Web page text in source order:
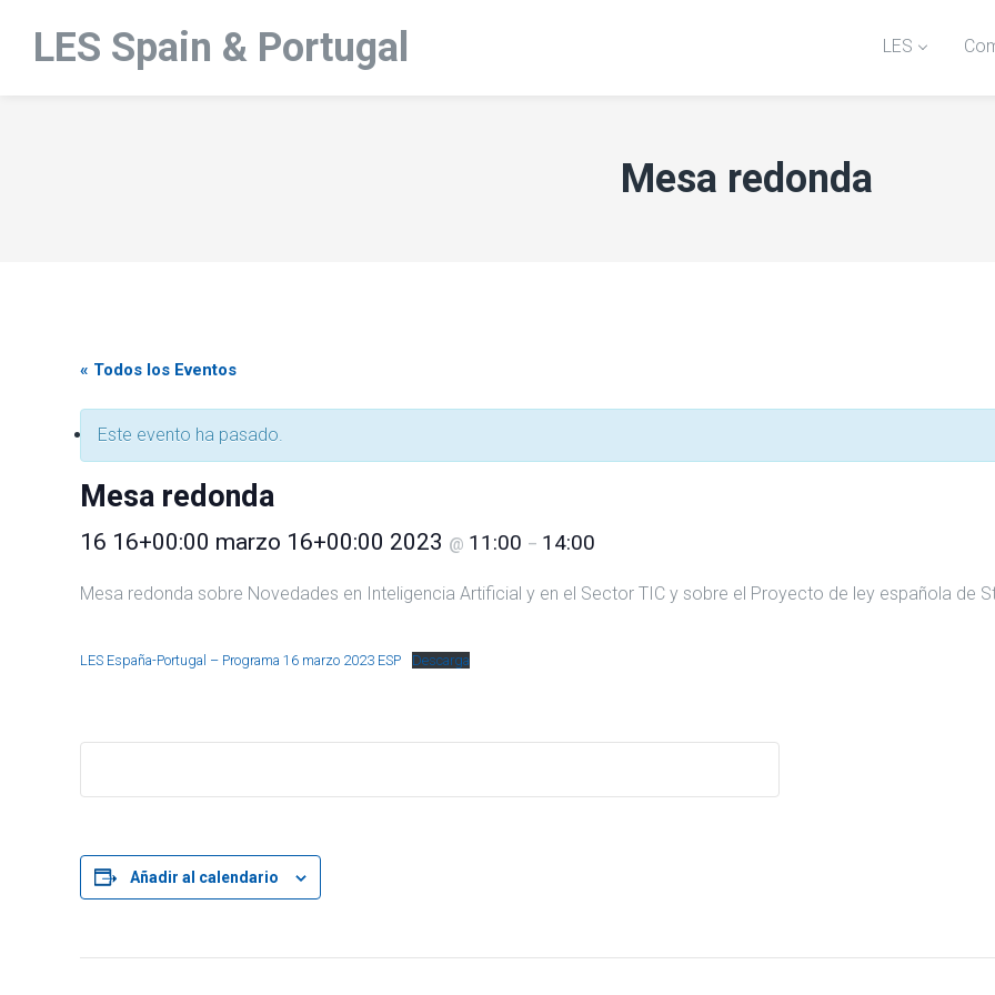
LES Spain & Portugal LES
Mesa redonda
« Todos los Eventos
Este evento ha pasado.
Mesa redonda
16 16+00:00 marzo 16+00:00 2023 @ 11:00 – 14:00
Mesa redonda sobre Novedades en Inteligencia Artificial y en el Sector TIC y sobre el Proyecto de ley española de
LES España-Portugal – Programa 16 marzo 2023 ESP Descarga
Añadir al calendario